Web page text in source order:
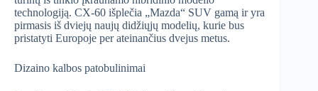
technologiją. CX-60 išplečia „Mazda“ SUV gamą ir yra
pirmasis iš dviejų naujų didžiųjų modelių, kurie bus
pristatyti Europoje per ateinančius dvejus metus.
Dizaino kalbos patobulinimai